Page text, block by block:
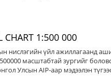
CHART 1:500 000
нислэгийн үйл ажиллагаанд
масштабтай зургийг
Улсын AIP-аар мэдээлэн